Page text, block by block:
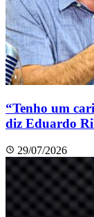
“Tenho um
diz Eduardo
29/07/2026